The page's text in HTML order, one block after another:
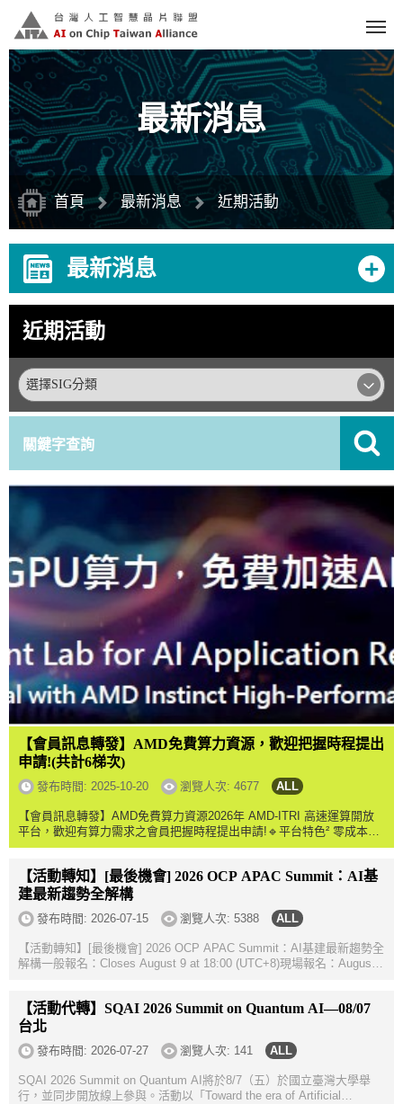
最新消息
首頁 最新消息 近期活動
最新消息 +
近期活動
【會員訊息轉發】AMD免費算力資源，歡迎把握時程提出
申請!(共計6梯次)
發布時間: 2025-10-20 瀏覽人次: 4677
【會員訊息轉發】AMD免費算力資源2026年 AMD-ITRI 高速運算開放
平台，歡迎有算力需求之會員把握時程提出申請!🔹平台特色² 零成本擁
抱頂級算力：免費使用業界頂規 AMD MI300X、Radeon R9700 運算資
【活動轉知】[最後機會] 2026 OCP APAC Summit：AI基
建最新趨勢全解構
發布時間: 2026-07-15 瀏覽人次: 5388
【活動轉知】[最後機會] 2026 OCP APAC Summit：AI基建最新趨勢全
解構一般報名：Closes August 9 at 18:00 (UTC+8)現場報名：August
【活動代轉】SQAI 2026 Summit on Quantum AI—08/07
台北
發布時間: 2026-07-27 瀏覽人次: 141
SQAI 2026 Summit on Quantum AI將於8/7（五）於國立臺灣大學舉
行，並同步開放線上參與。活動以「Toward the era of Artificial